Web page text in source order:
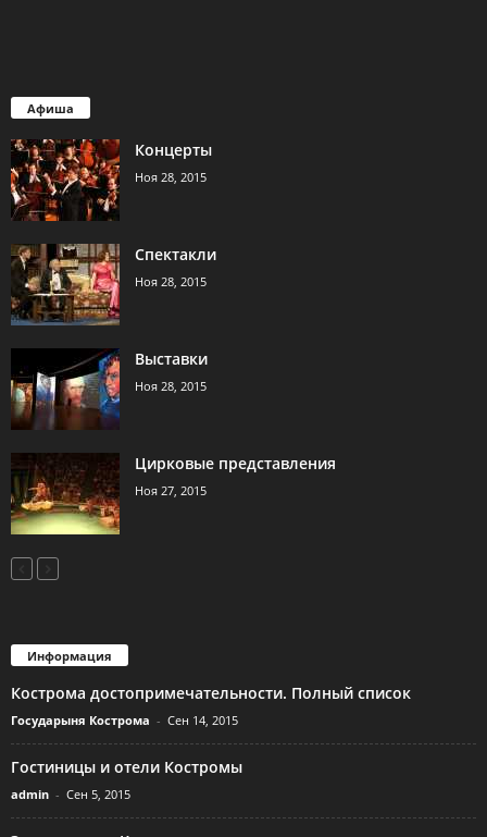
Афиша
Концерты
Ноя 28, 2015
Спектакли
Ноя 28, 2015
Выставки
Ноя 28, 2015
Цирковые представления
Ноя 27, 2015
Информация
Кострома достопримечательности. Полный список
Государыня Кострома - Сен 14, 2015
Гостиницы и отели Костромы
admin - Сен 5, 2015